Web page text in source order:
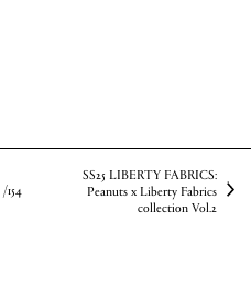
/154
SS25 LIBERTY FABRICS:
Peanuts x Liberty Fabrics
collection Vol.2